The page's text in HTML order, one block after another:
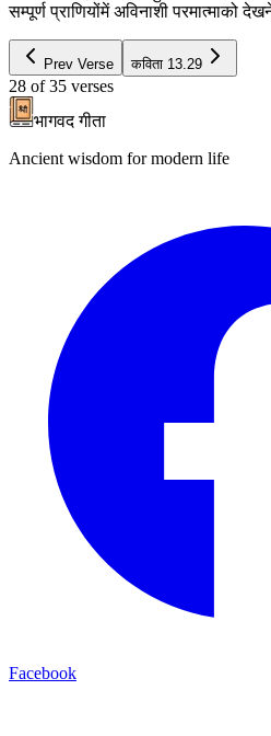
सम्पूर्ण प्राणियोंमें अविनाशी परमात्माको
Prev Verse कविता 13.29
28 of 35 verses
भागवद गीता
Ancient wisdom for modern life
Facebook